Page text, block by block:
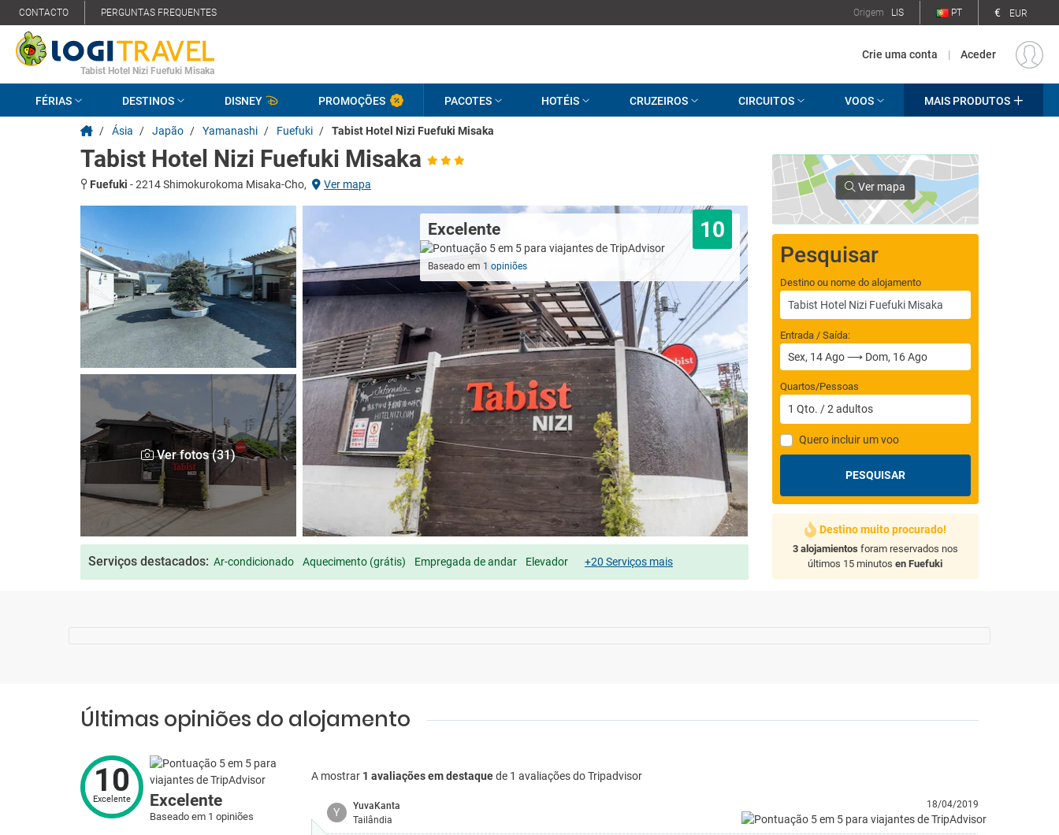
CONTACTO PERGUNTAS FREQUENTES Origem LIS PT € EUR
Tabist Hotel Nizi Fuefuki Misaka
Crie uma conta | Aceder
FÉRIAS DESTINOS DISNEY PROMOÇÕES PACOTES HOTÉIS CRUZEIROS CIRCUITOS VOOS MAIS PRODUTOS
/ Ásia / Japão / Yamanashi / Fuefuki / Tabist Hotel Nizi Fuefuki Misaka
Tabist Hotel Nizi Fuefuki Misaka
Fuefuki -2214 Shimokurokoma Misaka-Cho, Ver mapa
Ver fotos (31)
Excelente 10
Baseado em 1 opiniões
Serviços destacados: Ar-condicionado Aquecimento (grátis) Empregada de andar Elevador +20 Serviços mais
Ver mapa
Pesquisar
Destino ou nome do alojamento
Entrada / Saída:
Quartos/Pessoas
1 Qto. /2 adultos
Quero incluir um voo
PESQUISAR
Destino muito procurado!
3 alojamientos foram reservados nos
últimos 15 minutosen Fuefuki
Últimas opiniões do alojamento
10
Excelente Excelente
Baseado em 1 opiniões
A mostrar 1 avaliações em destaquede 1 avaliações do Tripadvisor
Y
YuvaKanta
Tailândia
18/04/2019